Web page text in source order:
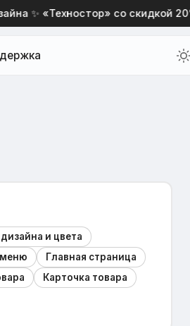
✨ «Техностор» со скидкой 20%
и цвета
Главная страница
Карточка товара